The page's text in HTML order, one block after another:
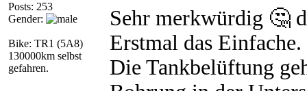
Posts: 253
Gender:
Bike: TR1 (5A8)
130000km selbst
gefahren.
Sehr merkwürdig 🤔
Erstmal das Einfache.
Die Tankbelüftung